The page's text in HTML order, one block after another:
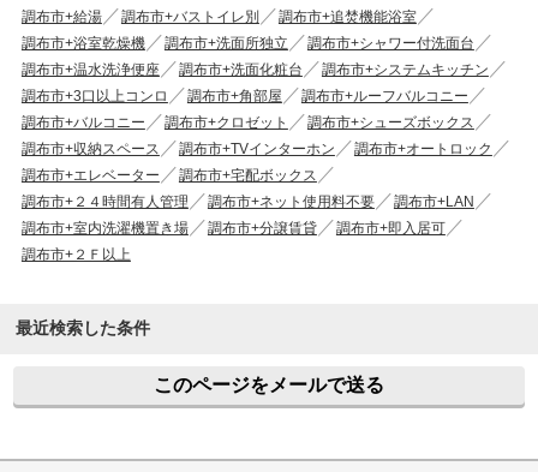
調布市+給湯 調布市+バストイレ別
調布市+追焚機能浴室
調布市+浴室乾燥機
調布市+洗面所独立
調布市+シャワー付洗面台
調布市+温水洗浄便座
調布市+洗面化粧台
調布市+システムキッチン
調布市+3口以上コンロ
調布市+角部屋
調布市+ルーフバルコニー
調布市+バルコニー
調布市+クロゼット
調布市+シューズボックス
調布市+収納スペース
調布市+TVインターホン
調布市+オートロック
調布市+エレベーター
調布市+宅配ボックス
調布市+２４時間有人管理
調布市+ネット使用料不要
調布市+LAN
調布市+室内洗濯機置き場
調布市+分譲賃貸
調布市+即入居可
調布市+２Ｆ以上
最近検索した条件
このページをメールで送る